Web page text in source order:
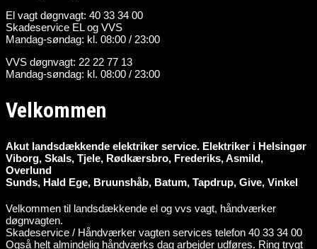
El vagt døgnvagt: 40 33 34 00
Skadeservice EL og VVS
Mandag-søndag: kl. 08:00 / 23:00
VVS døgnvagt: 22 22 77 13
Mandag-søndag: kl. 08:00 / 23:00
Velkommen
Akut landsdækkende elektriker service. Elektriker i Helsingør
Viborg, Skals, Tjele, Rødkærsbro, Frederiks, Asmild,
Overlund
Sunds, Hald Ege, Bruunshåb, Batum, Tapdrup, Give, Vinkel
Velkommen til landsdækkende el og vvs vagt, håndværker
døgnvagten.
Skadeservice / Håndværker vagten services telefon 40 33 34 00
Også helt almindelig håndværks dag arbejder udføres. Ring trygt